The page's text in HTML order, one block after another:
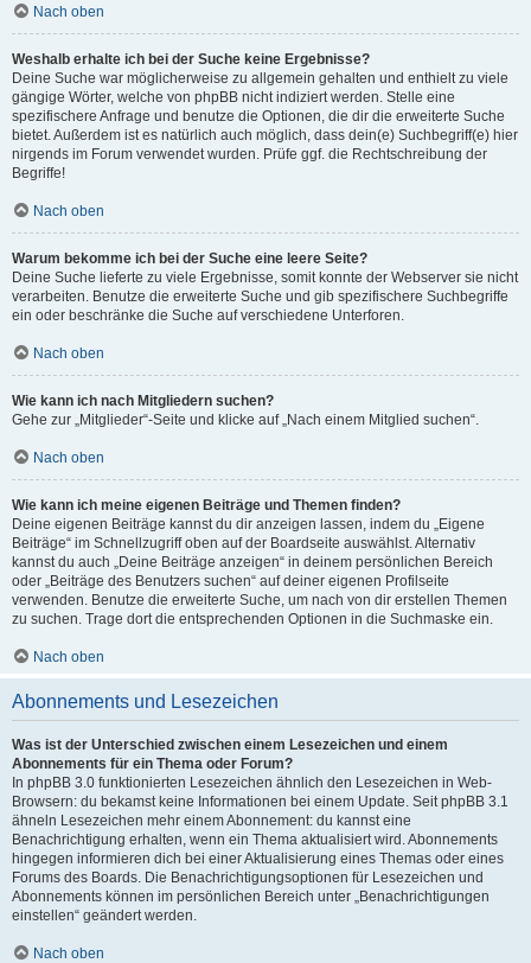
Nach oben
Weshalb erhalte ich bei der Suche keine Ergebnisse?
Deine Suche war möglicherweise zu allgemein gehalten und enthielt zu viele
gängige Wörter, welche von phpBB nicht indiziert werden. Stelle eine
spezifischere Anfrage und benutze die Optionen, die dir die erweiterte Suche
bietet. Außerdem ist es natürlich auch möglich, dass dein(e) Suchbegriff(e) hier
nirgends im Forum verwendet wurden. Prüfe ggf. die Rechtschreibung der
Begriffe!
Nach oben
Warum bekomme ich bei der Suche eine leere Seite?
Deine Suche lieferte zu viele Ergebnisse, somit konnte der Webserver sie nicht
verarbeiten. Benutze die erweiterte Suche und gib spezifischere Suchbegriffe
ein oder beschränke die Suche auf verschiedene Unterforen.
Nach oben
Wie kann ich nach Mitgliedern suchen?
Gehe zur „Mitglieder“-Seite und klicke auf „Nach einem Mitglied suchen“.
Nach oben
Wie kann ich meine eigenen Beiträge und Themen finden?
Deine eigenen Beiträge kannst du dir anzeigen lassen, indem du „Eigene
Beiträge“ im Schnellzugriff oben auf der Boardseite auswählst. Alternativ
kannst du auch „Deine Beiträge anzeigen“ in deinem persönlichen Bereich
oder „Beiträge des Benutzers suchen“ auf deiner eigenen Profilseite
verwenden. Benutze die erweiterte Suche, um nach von dir erstellen Themen
zu suchen. Trage dort die entsprechenden Optionen in die Suchmaske ein.
Nach oben
Abonnements und Lesezeichen
Was ist der Unterschied zwischen einem Lesezeichen und einem
Abonnements für ein Thema oder Forum?
In phpBB 3.0 funktionierten Lesezeichen ähnlich den Lesezeichen in Web-
Browsern: du bekamst keine Informationen bei einem Update. Seit phpBB 3.1
ähneln Lesezeichen mehr einem Abonnement: du kannst eine
Benachrichtigung erhalten, wenn ein Thema aktualisiert wird. Abonnements
hingegen informieren dich bei einer Aktualisierung eines Themas oder eines
Forums des Boards. Die Benachrichtigungsoptionen für Lesezeichen und
Abonnements können im persönlichen Bereich unter „Benachrichtigungen
einstellen“ geändert werden.
Nach oben